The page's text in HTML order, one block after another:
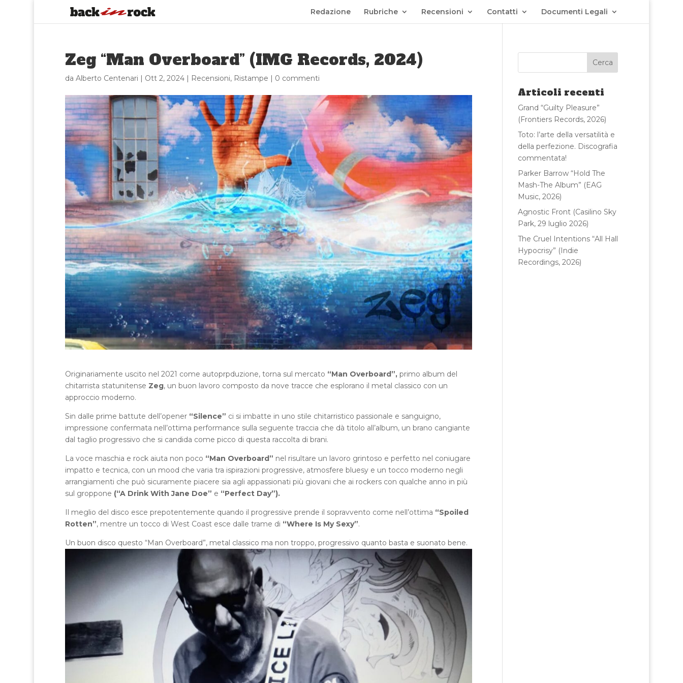
Redazione Rubriche Recensioni Contatti Documenti Legali
Zeg “Man Overboard” (IMG Records, 2024)
da Alberto Centenari | Ott 2, 2024| Recensioni, Ristampe | 0 commenti
Originariamente uscito nel 2021 come autoprpduzione, torna sul mercato “Man Overboard”,primo album del
chitarrista statunitense Zeg, un buon lavoro composto da nove tracce che esplorano il metal classico con un
approccio moderno.
Sin dalle prime battute dell’opener “Silence” ci si imbatte in uno stile chitarristico passionale e sanguigno,
impressione confermata nell’ottima performance sulla seguente traccia che dà titolo all’album, un brano cangiante
dal taglio progressivo che si candida come picco di questa raccolta di brani.
La voce maschia e rock aiuta non poco “Man Overboard” nel risultare un lavoro grintoso e perfetto nel coniugare
impatto e tecnica, con un mood che varia tra ispirazioni progressive, atmosfere bluesy e un tocco moderno negli
arrangiamenti che può sicuramente piacere sia agli appassionati più giovani che ai rockers con qualche anno in più
sul groppone (“A Drink With Jane Doe” e “Perfect Day”).
Il meglio del disco esce prepotentemente quando il progressive prende il sopravvento come nell’ottima “Spoiled
Rotten”, mentre un tocco di West Coast esce dalle trame di “Where Is My Sexy”.
Un buon disco questo “Man Overboard”, metal classico ma non troppo, progressivo quanto basta e suonato bene.
Articoli recenti
Grand “Guilty Pleasure”
(Frontiers Records, 2026)
Toto: l’arte della versatilità e
della perfezione. Discografia
commentata!
Parker Barrow “Hold The
Mash-The Album” (EAG
Music, 2026)
Agnostic Front (Casilino Sky
Park, 29 luglio 2026)
The Cruel Intentions “All Hall
Hypocrisy” (Indie
Recordings, 2026)